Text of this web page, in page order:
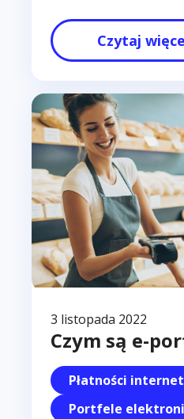
Czytaj
3 listopada 2022
Czym są e-
Płatności
Portfele